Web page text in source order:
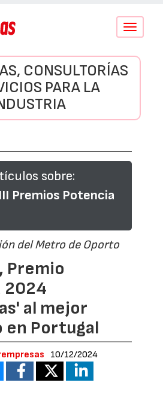
Conmutar
CONSULTORÍAS
PARA LA
sobre:
Premios Potencia
del Metro de Oporto
Premio
2024
al mejor
Portugal
10/12/2024